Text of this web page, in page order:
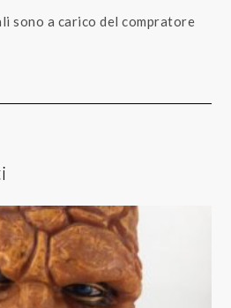
sono a carico del compratore